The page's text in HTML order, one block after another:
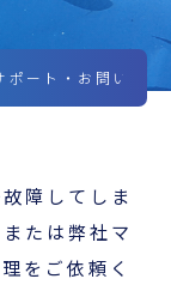
ポート・お問い合わ
障してしま
たは弊社マ
をご依頼く